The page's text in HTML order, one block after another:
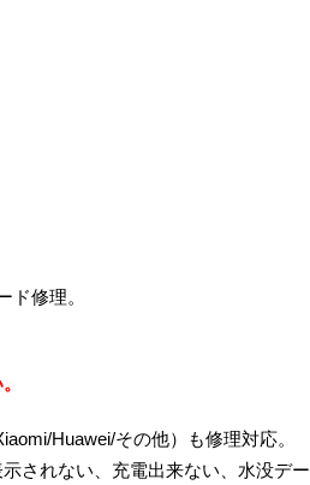
修理。
Huawei/その他）も修理対応。
されない、充電出来ない、水没デー